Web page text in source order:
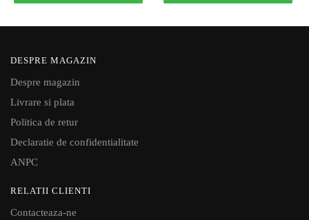
DESPRE MAGAZIN
Despre magazin
Livrare si plata
Politica de retur
Declaratie de confidentialitate
ANPC
RELATII CLIENTI
Contacteaza-ne